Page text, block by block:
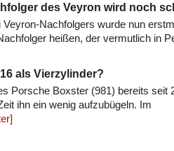
des Veyron wird noch
Nachfolgers wurde nun
heißen, der vermutlich in
als Vierzylinder?
Porsche Boxster (981) bereits seit
ihn ein wenig aufzubügeln. Im